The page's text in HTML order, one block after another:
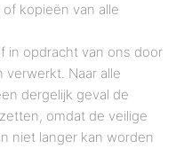
kopieën van alle
in opdracht van ons door
Naar alle
dergelijk geval de
omdat de veilige
niet langer kan worden